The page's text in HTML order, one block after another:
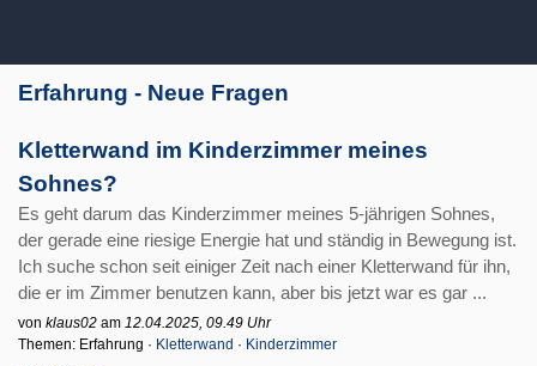
Erfahrung - Neue Fragen
Kletterwand im Kinderzimmer meines
Sohnes?
Es geht darum das Kinderzimmer meines 5-jährigen Sohnes,
der gerade eine riesige Energie hat und ständig in Bewegung ist.
Ich suche schon seit einiger Zeit nach einer Kletterwand für ihn,
die er im Zimmer benutzen kann, aber bis jetzt war es gar ...
von klaus02 am 12.04.2025, 09.49 Uhr
Themen: Erfahrung · Kletterwand · Kinderzimmer